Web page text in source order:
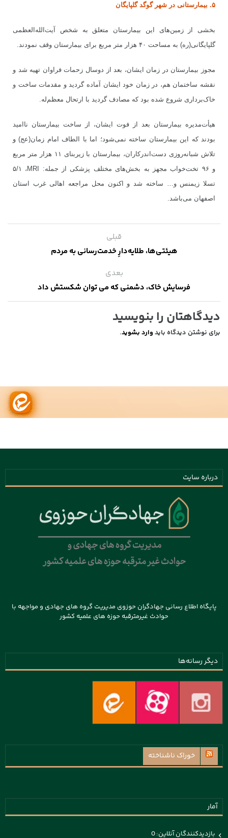
۵. بیمارستانی در شهر گوگد گلپایگان
بخشی از زمینهای این بیمارستان متعلق به شخص آیت الله العظمی
گلپایگانی(ره) به مساحت ۴۰ هزار متر مربع برای بیمارستان وقف نمودند.
مجوز بیمارستان در زمان ایشان، بعد از دوسال زحمات فراوان تهیه شد و
نقشه ساختمان هم، در زمان خود ایشان آماده گردید و مقدمات ساخت و
خاکبرداری شروع شده بود که مصادف گردید با ارتحال معظمله.
هیأتمدیره بیمارستان بعد از فوت ایشان، از ساخت بیمارستان ناامید
بودند که این بیمارستان ساخته نمیشود؛ اما با الطاف امام زمان(عج) و
تلاش شبانهروزی دست
اندرکاران، بیمارستان با زیربنای ۱۱ هزار متر مربع
و ۹۶ تخت
خواب مجهز به بخشهای مختلف پزشکی از جمله: MRI
، ۵/۱
تسلا زیمنس و… ساخته شد و اکنون محل مراجعه اهالی غرب استان
اصفهان میباشد.
قبلی
هیئتی‌ها، طلایه‌دارِ خدمت‌رسانی به مردم
بعدی
فرسایش خاک، دشمنی که می توان شکستش داد
دیدگاهتان را بنویسید
برای نوشتن دیدگاه باید وارد بشوید.
درباره سایت
پایگاه اطلاع رسانی جهادگران حوزوی مدیریت گروه های جهادی و مواجهه با
حوادث غیرمترقبه حوزه های علمیه کشور
دیگر رسانه‌ها
خوراک ناشناخته
آمار
بازدیدکنندگان آنلاین:0